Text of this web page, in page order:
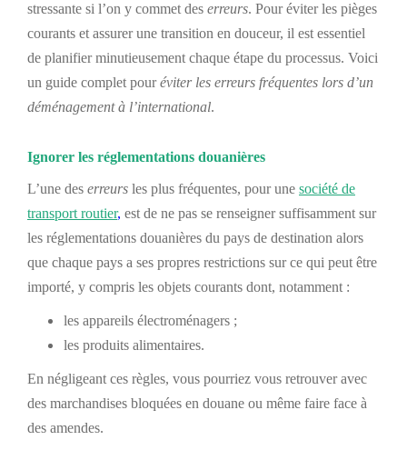
stressante si l’on y commet des erreurs. Pour éviter les pièges
courants et assurer une transition en douceur, il est essentiel
de planifier minutieusement chaque étape du processus. Voici
un guide complet pouréviter les erreurs fréquentes lors d’un
déménagement à l’international.
Ignorer les réglementations douanières
L’une des erreurs les plus fréquentes, pour une société de
transport routier, est de ne pas se renseigner suffisamment sur
les réglementations douanières du pays de destination alors
que chaque pays a ses propres restrictions sur ce qui peut être
importé, y compris les objets courants dont, notamment :
les appareils électroménagers ;
les produits alimentaires.
En négligeant ces règles, vous pourriez vous retrouver avec
des marchandises bloquées en douane ou même faire face à
des amendes.